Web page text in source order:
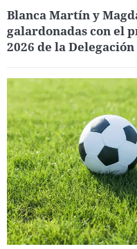
Blanca Martín y
galardonadas con el
2026 de la